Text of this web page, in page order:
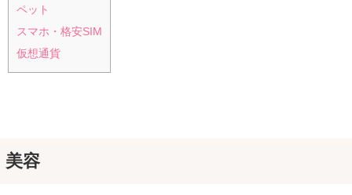
ペット
スマホ・格安SIM
仮想通貨
美容